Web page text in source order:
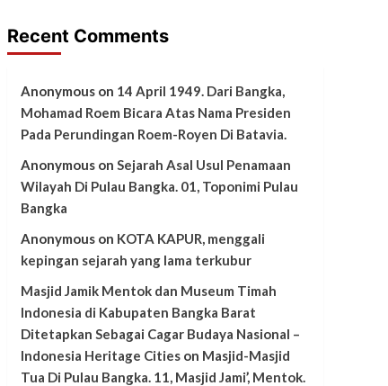
5
Adat & Budaya
Adat Sindang Mardika
di Pulau Bangka.
Recent Comments
Anonymouson 14 April 1949. Dari Bangka,
Mohamad Roem Bicara Atas Nama Presiden
Pada Perundingan Roem-Royen Di Batavia.
Anonymouson Sejarah Asal Usul Penamaan
Wilayah Di Pulau Bangka. 01, Toponimi Pulau
Bangka
Anonymouson KOTA KAPUR, menggali
kepingan sejarah yang lama terkubur
Masjid Jamik Mentok dan Museum Timah
Indonesia di Kabupaten Bangka Barat
Ditetapkan Sebagai Cagar Budaya Nasional –
Indonesia Heritage Citieson Masjid-Masjid
Tua Di Pulau Bangka. 11, Masjid Jami’, Mentok.